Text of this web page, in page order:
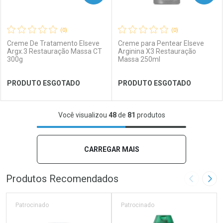
Ver Desconto Convênio Ver Desconto Convênio
(0)
Creme De Tratamento Elseve
Argx.3 Restauração Massa CT
300g
PRODUTO ESGOTADO
FECHAR
FECHAR
(0)
Creme para Pentear Elseve
Arginina X3 Restauração
Massa 250ml
PRODUTO ESGOTADO
Você visualizou 48de 81 produtos
CARREGAR MAIS
Produtos Recomendados Imagem
Patrocinado Patrocinado